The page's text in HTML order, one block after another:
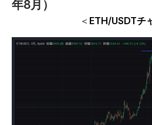
年8月）
＜ ETH/USDTチ